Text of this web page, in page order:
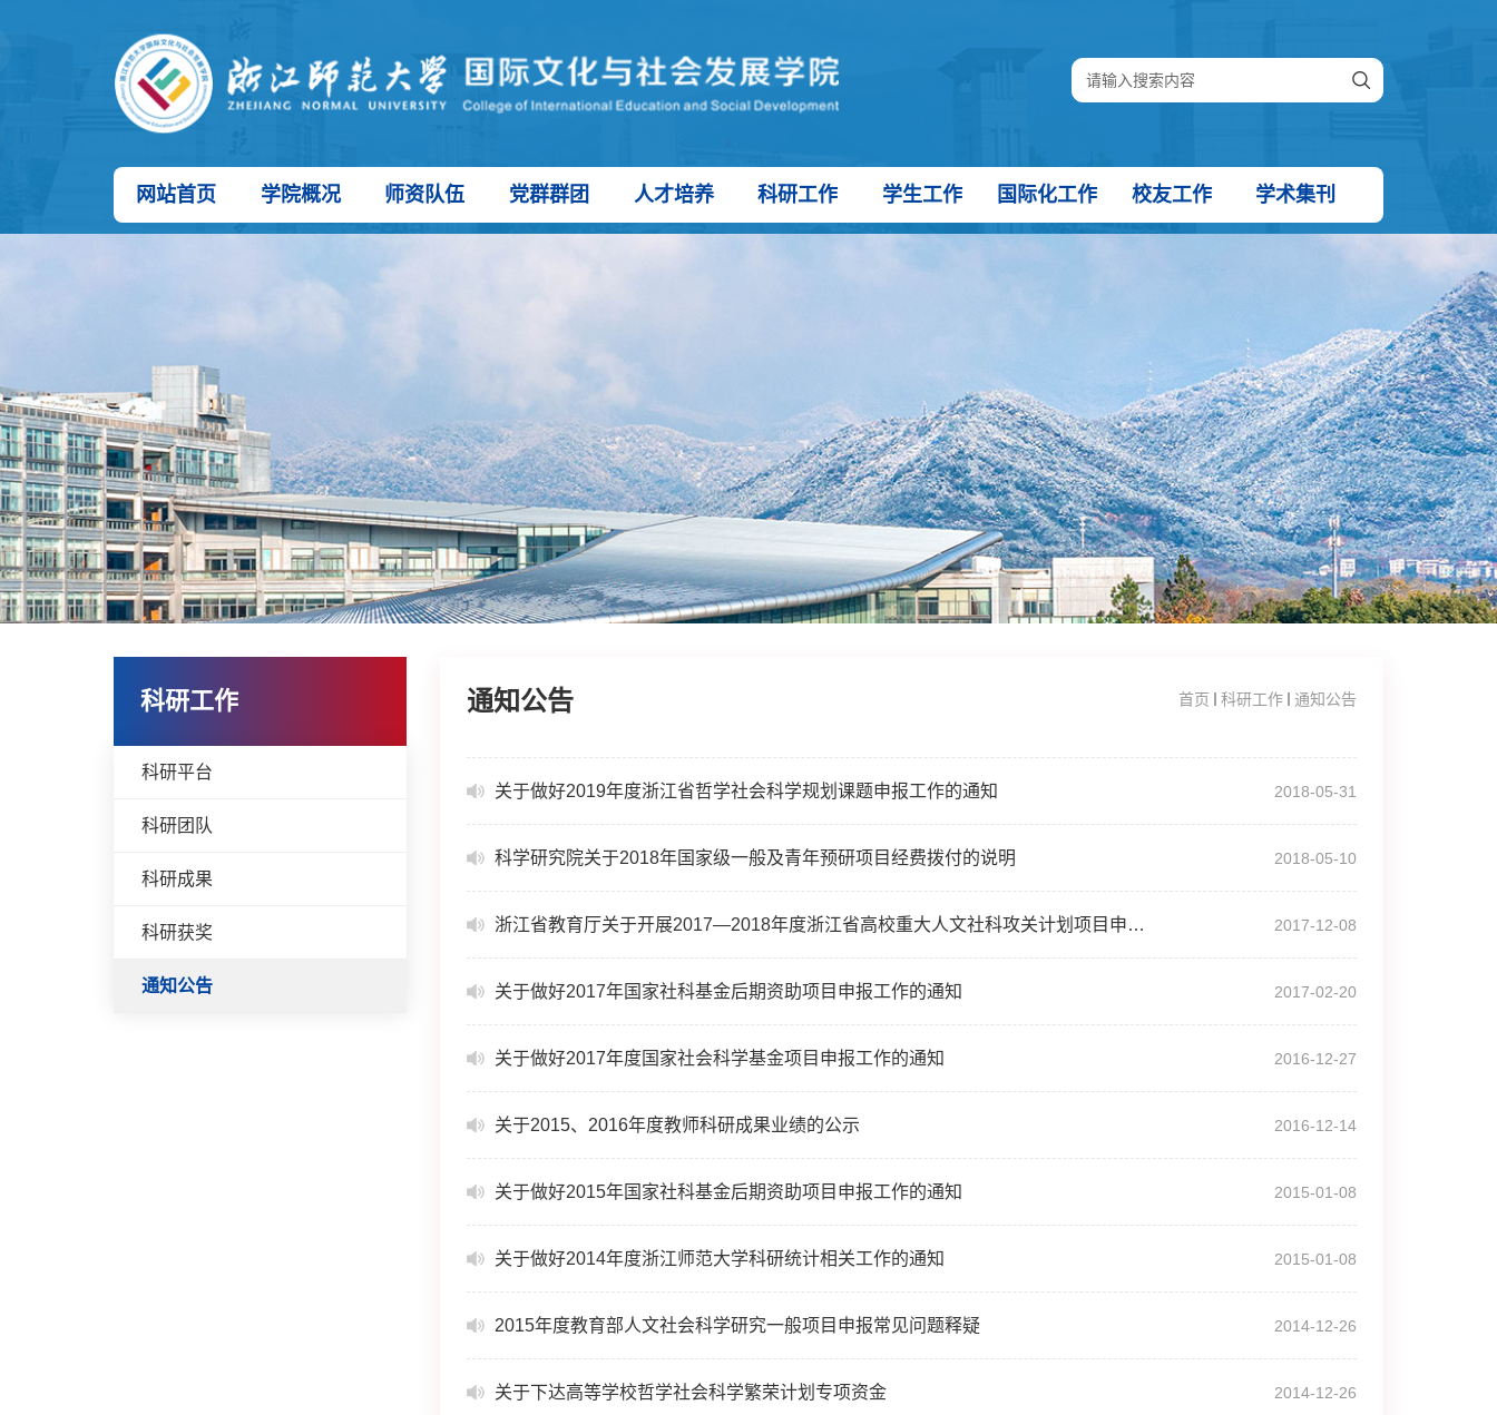
网站首页 学院概况 师资队伍 党群群团 人才培养 科研工作 学生工作 国际化工作 校友工作 学术集刊
科研工作
科研平台
科研团队
科研成果
科研获奖
通知公告
通知公告 首页 科研工作 通知公告
关于做好2019年度浙江省哲学社会科学规划课题申报工作的通知 2018-05-31
科学研究院关于2018年国家级一般及青年预研项目经费拨付的说明 2018-05-10
浙江省教育厅关于开展2017—2018年度浙江省高校重大人文社科攻关计划项目申报工作的通知 2017-12-08
关于做好2017年国家社科基金后期资助项目申报工作的通知 2017-02-20
关于做好2017年度国家社会科学基金项目申报工作的通知 2016-12-27
关于2015、2016年度教师科研成果业绩的公示 2016-12-14
关于做好2015年国家社科基金后期资助项目申报工作的通知 2015-01-08
关于做好2014年度浙江师范大学科研统计相关工作的通知 2015-01-08
2015年度教育部人文社会科学研究一般项目申报常见问题释疑 2014-12-26
关于下达高等学校哲学社会科学繁荣计划专项资金 2014-12-26